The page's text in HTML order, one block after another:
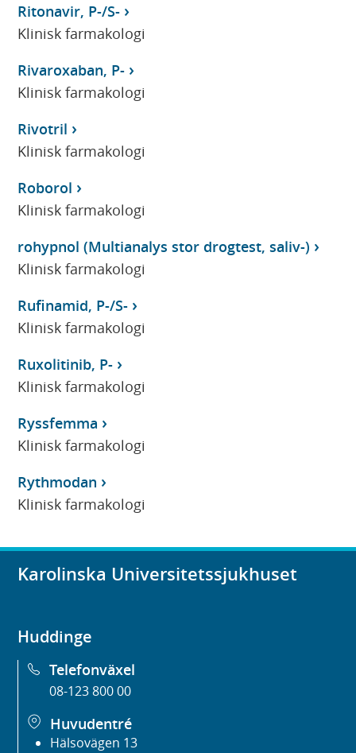
Ritonavir, P-/S-
Klinisk farmakologi
Rivaroxaban, P-
Klinisk farmakologi
Rivotril
Klinisk farmakologi
Roborol
Klinisk farmakologi
rohypnol (Multianalys stor drogtest, saliv-)
Klinisk farmakologi
Rufinamid, P-/S-
Klinisk farmakologi
Ruxolitinib, P-
Klinisk farmakologi
Ryssfemma
Klinisk farmakologi
Rythmodan
Klinisk farmakologi
Karolinska Universitetssjukhuset
Huddinge
Telefonväxel
08-123 800 00
Huvudentré
Hälsovägen 13